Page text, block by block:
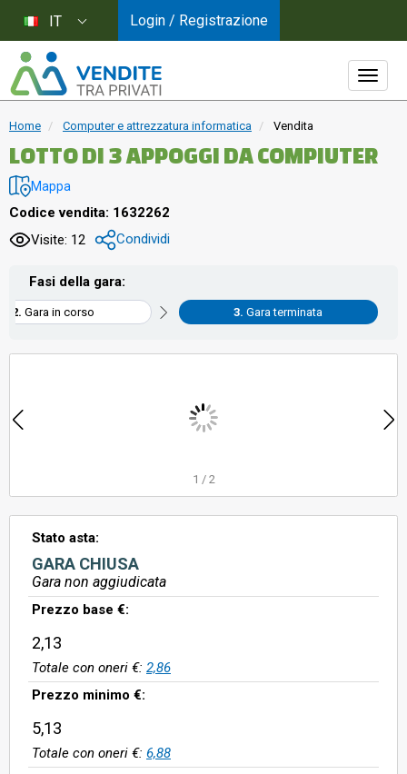
Home Computer e attrezzatura informatica Vendita
LOTTO DI 3 APPOGGI DA COMPIUTER
Mappa
Codice vendita: 1632262
Visite: 12
Condividi
Fasi della gara:
Gara in corso Gara terminata
1 / 2
Stato asta:
GARA CHIUSA
Gara non aggiudicata
Prezzo base €:
2,13
Totale con oneri €: 2,86
Prezzo minimo €:
5,13
Totale con oneri €: 6,88
IT Login / Registrazione